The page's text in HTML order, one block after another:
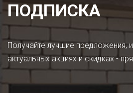
ПОДПИСКА
Получайте лучшие
актуальных акциях и скидках -